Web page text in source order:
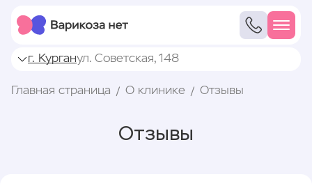
г. Курганул. Советская, 148
Главная страница О клинике Отзывы
Отзывы